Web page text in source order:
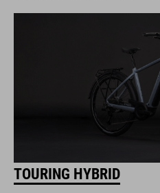
TOURING HYBRID